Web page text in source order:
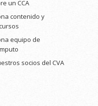
un CCA
contenido y
equipo de
socios del CVA